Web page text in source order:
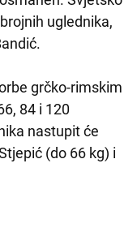
uglednika,
grčko-rimskim
84 i 120
nastupit će
(do 66 kg) i